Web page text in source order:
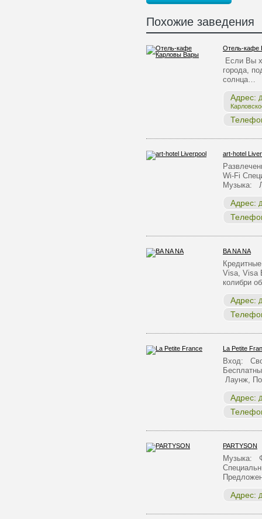
Похожие заведения
Отель-кафе
Если Вы
города,
солнца…
Адрес:
art-hotel
Wi-Fi
Музыка:
Адрес:
BA NA NA
Visa, Visa
колибри
Адрес:
La Petite
Вход:
Лаунж,
Адрес:
PARTYSON
Музыка:
Адрес: